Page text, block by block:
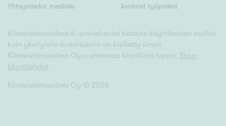
Yhteystiedot medialle Avoimet työpaikat
Kiinteistomaailma.fi -palvelun tai tietojen käyttäminen muihin
kuin yksityisiin tarkoituksiin on kielletty ilman
Kiinteistömaailma Oy:n antamaa kirjallista lupaa. Sivun
käyttöehdot
Kiinteistömaailma Oy © 2026